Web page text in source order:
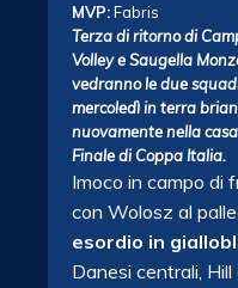
MVP:Fabris
Terza di ritorno di
Volley e Saugella
vedranno le due
mercoledì in terra
nuovamente nella
Finale di Coppa Italia.
Imoco in campo di
con Wolosz al
esordio in
Danesi centrali,